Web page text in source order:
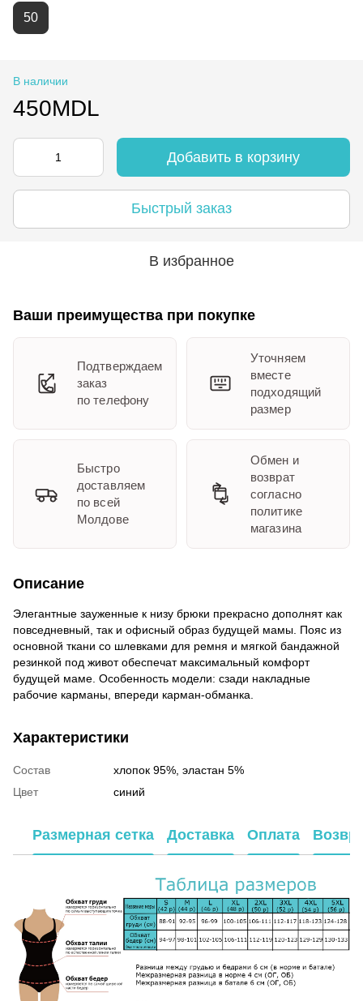
50
В наличии
450MDL
Добавить в корзину
Быстрый заказ
В избранное
Ваши преимущества при покупке
Подтверждаем
заказ
по телефону
Уточняем
вместе
подходящий
размер
Быстро
доставляем
по всей
Молдове
Обмен и
возврат
согласно
политике
магазина
Описание
Элегантные зауженные к низу брюки прекрасно дополнят как
повседневный, так и офисный образ будущей мамы. Пояс из
основной ткани со шлевками для ремня и мягкой бандажной
резинкой под живот обеспечат максимальный комфорт
будущей маме. Особенность модели: сзади накладные
рабочие карманы, впереди карман-обманка.
Характеристики
Состав
хлопок 95%, эластан 5%
Цвет
синий
Размерная сетка Доставка Оплата